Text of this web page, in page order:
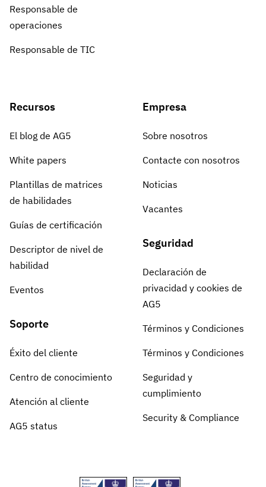
Responsable de
operaciones
Responsable de TIC
Recursos
El blog de AG5
White papers
Plantillas de matrices
de habilidades
Guías de certificación
Descriptor de nivel de
habilidad
Eventos
Soporte
Éxito del cliente
Centro de conocimiento
Atención al cliente
AG5 status
Empresa
Sobre nosotros
Contacte con nosotros
Noticias
Vacantes
Seguridad
Declaración de
privacidad y cookies de
AG5
Términos y Condiciones
Términos y Condiciones
Seguridad y
cumplimiento
Security & Compliance